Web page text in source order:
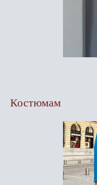
Костюмам